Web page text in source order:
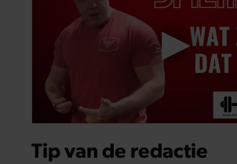
Tip van de redactie